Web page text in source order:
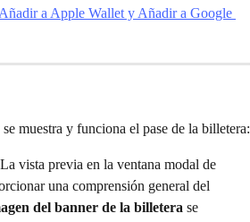
muestra y funciona el pase de la billetera:
La vista previa en la ventana modal de
una comprensión general del
del banner de la billetera se